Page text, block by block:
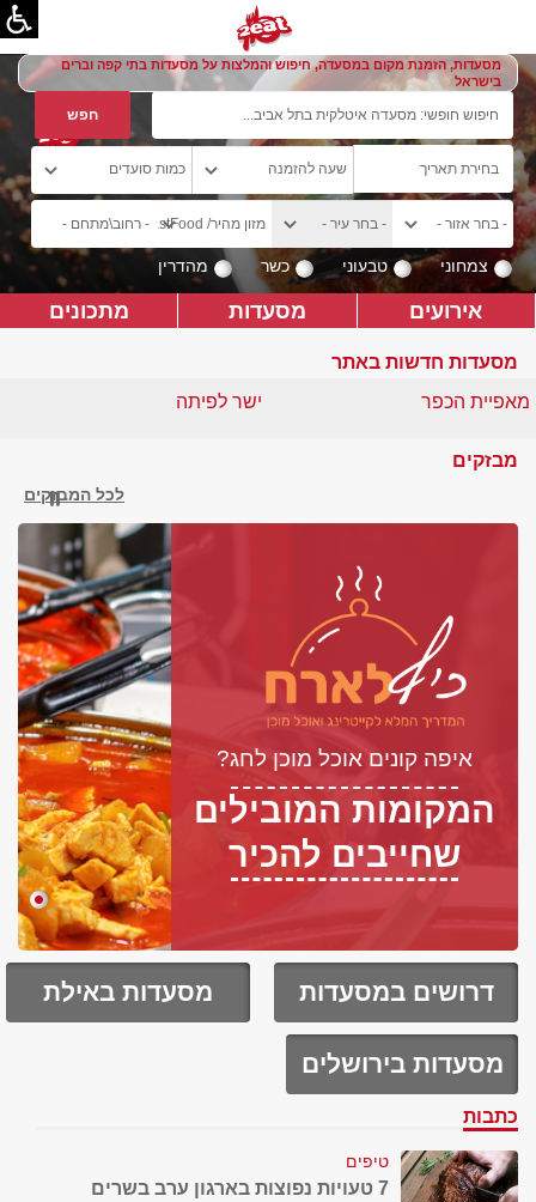
מסעדות, הזמנת מקום במסעדה, חיפוש והמלצות על מסעדות בתי קפה וברים
בישראל
צמחוני טבעוני כשר מהדרין
אירועים מסעדות מתכונים
מסעדות חדשות באתר
ישר לפיתה
מאפיית הכפר
מבזקים
לכל המבזקים
איפה קונים אוכל מוכן לחג?
המקומות המובילים
שחייבים להכיר
דרושים במסעדות מסעדות באילת
מסעדות בירושלים
כתבות
טיפים
7 טעויות נפוצות בארגון ערב בשרים